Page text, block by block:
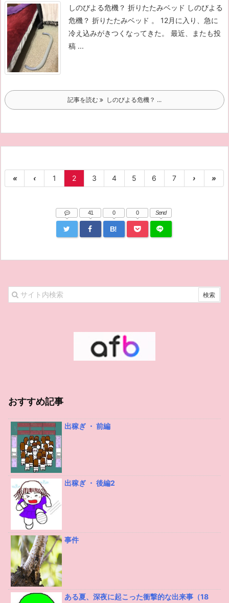
しのびよる危機？ 折りたたみベッド しのびよる
危機？ 折りたたみベッド 。 12月に入り、急に
冷え込みがきつくなってきた。 最近、またも投
稿 ...
記事を読む しのびよる危機？ ...
« ‹ 1 2 3 4 5 6 7 › »
41
B!
0 0 Send
おすすめ記事
出稼ぎ ・ 前編
出稼ぎ ・ 後編2
事件
ある夏、深夜に起こった衝撃的な出来事（18